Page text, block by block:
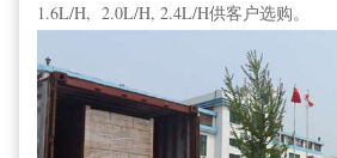
1.6L/H, 2.0L/H, 2.4L/H供客户选购。